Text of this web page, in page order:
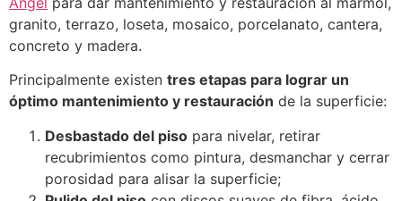
granito, terrazo, loseta, mosaico, porcelanato, cantera,
concreto y madera.
Principalmente existen tres etapas para lograr un
óptimo mantenimiento y restauración de la superficie:
Desbastado del piso para nivelar, retirar
recubrimientos como pintura, desmanchar y cerrar
porosidad para alisar la superficie;